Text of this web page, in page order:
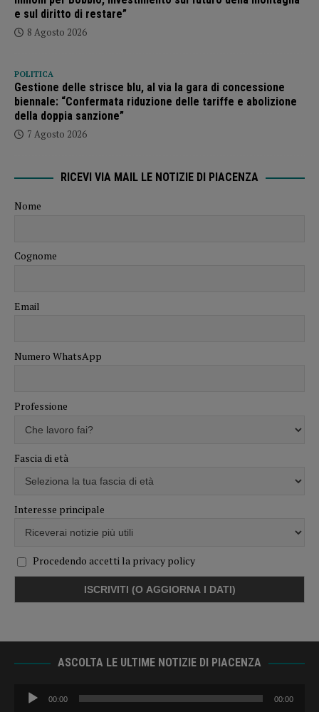
e sul diritto di restare”
8 Agosto 2026
POLITICA
Gestione delle strisce blu, al via la gara di concessione
biennale: “Confermata riduzione delle tariffe e abolizione
della doppia sanzione”
7 Agosto 2026
RICEVI VIA MAIL LE NOTIZIE DI PIACENZA
Nome
Cognome
Email
Numero WhatsApp
Professione
Fascia di età
Interesse principale
Procedendo accetti la privacy policy
ASCOLTA LE ULTIME NOTIZIE DI PIACENZA
Audio
Player
00:00 00:00